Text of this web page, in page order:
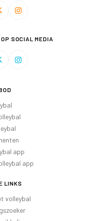
OP SOCIAL MEDIA
app
app
LINKS
volleybal